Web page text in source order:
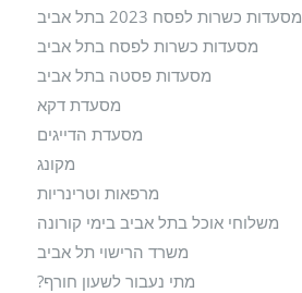
מסעדות כשרות לפסח 2023 בתל אביב
מסעדות כשרות לפסח בתל אביב
מסעדות פסטה בתל אביב
מסעדת דקא
מסעדת הדייגים
מקונג
מרפאות וטרינריות
משלוחי אוכל בתל אביב בימי קורונה
משרד הרישוי תל אביב
מתי נעבור לשעון חורף?